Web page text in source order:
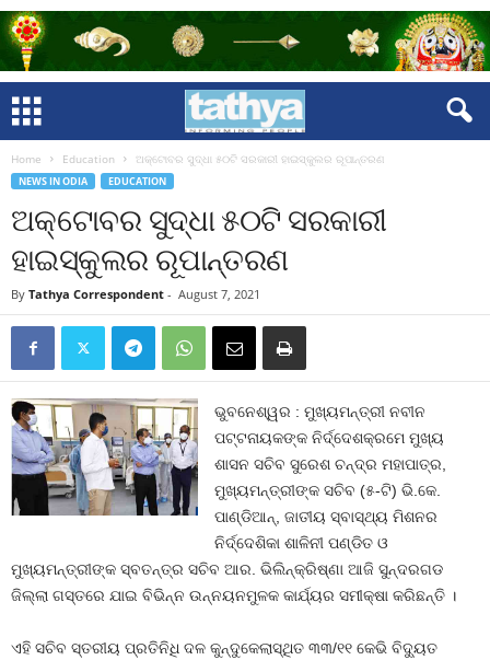
Home Education ଅକ୍ଟୋବର ସୁଦ୍ଧା ୫୦ଟି ସରକାରୀ ହାଇସ୍କୁଲର ରୂପାନ୍ତରଣ
NEWS IN ODIA EDUCATION
ଅକ୍ଟୋବର ସୁଦ୍ଧା ୫୦ଟି ସରକାରୀ
ହାଇସ୍କୁଲର ରୂପାନ୍ତରଣ
By Tathya Correspondent - August 7, 2021
ଭୁବନେଶ୍ୱର : ମୁଖ୍ୟମନ୍ତ୍ରୀ ନବୀନ
ପଟ୍ଟନାୟକଙ୍କ ନିର୍ଦ୍ଦେଶକ୍ରମେ ମୁଖ୍ୟ
ଶାସନ ସଚିବ ସୁରେଶ ଚନ୍ଦ୍ର ମହାପାତ୍ର,
ମୁଖ୍ୟମନ୍ତ୍ରୀଙ୍କ ସଚିବ (୫-ଟି) ଭି.କେ.
ପାଣ୍ଡିଆନ୍, ଜାତୀୟ ସ୍ବାସ୍ଥ୍ୟ ମିଶନର
ନିର୍ଦ୍ଦେଶିକା ଶାଳିନୀ ପଣ୍ଡିତ ଓ
ମୁଖ୍ୟମନ୍ତ୍ରୀଙ୍କ ସ୍ବତନ୍ତ୍ର ସଚିବ ଆର. ଭିଲିନ୍‌କ୍ରିଷ୍ଣା ଆଜି ସୁନ୍ଦରଗଡ
ଜିଲ୍ଲା ଗସ୍ତରେ ଯାଇ ବିଭିନ୍ନ ଉନ୍ନୟନମୁଳକ କାର୍ଯ୍ୟର ସମୀକ୍ଷା କରିଛନ୍ତି ।
ଏହି ସଚିବ ସ୍ତରୀୟ ପ୍ରତିନିଧି ଦଳ କୁନ୍ଦୁକେଲାସ୍ଥିତ ୩୩/୧୧ କେଭି ବିଦ୍ୟୁତ